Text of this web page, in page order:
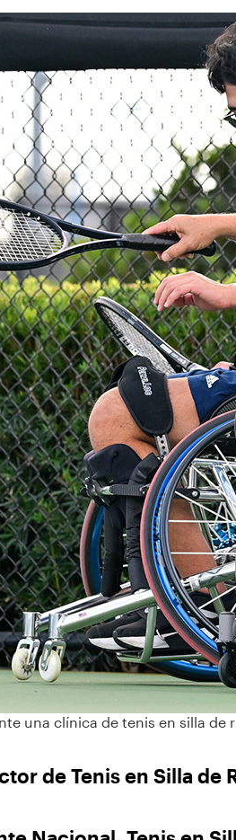
una clínica de tenis en silla de
de Tenis en Silla de